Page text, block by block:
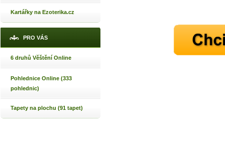
Kartářky na Ezoterika.cz
PRO VÁS
6 druhů Věštění Online
Pohlednice Online (333
pohlednic)
Tapety na plochu (91 tapet)